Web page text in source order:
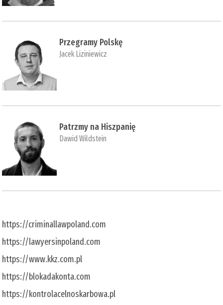
Przegramy Polskę
Jacek Liziniewicz
Patrzmy na Hiszpanię
Dawid Wildstein
https://criminallawpoland.com
https://lawyersinpoland.com
https://www.kkz.com.pl
https://blokadakonta.com
https://kontrolacelnoskarbowa.pl